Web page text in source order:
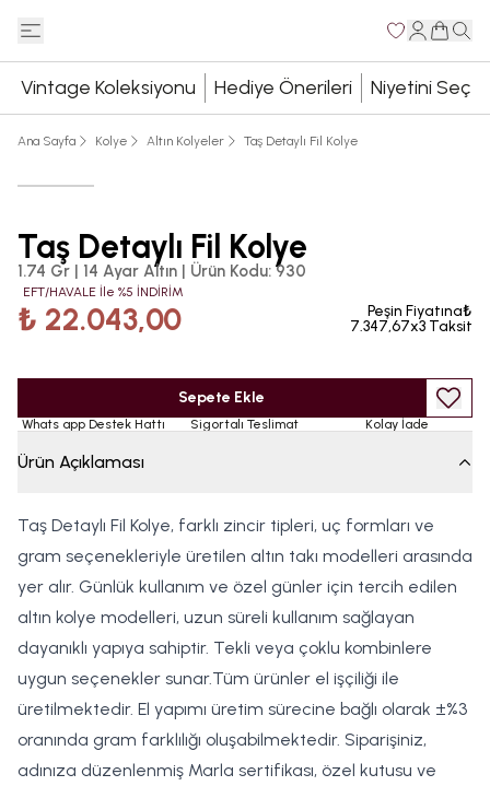
Vintage Koleksiyonu Hediye Önerileri Niyetini Seç
Ana Sayfa Kolye Altın Kolyeler Taş Detaylı Fil Kolye
Taş Detaylı Fil Kolye
1.74 Gr | 14 Ayar Altın | Ürün Kodu: 930
EFT/HAVALE İle %5 İNDİRİM
₺ 22.043,00
Peşin Fiyatına₺
7.347,67x3 Taksit
Sepete Ekle
Whats app Destek Hattı Sigortalı Teslimat Kolay İade
Ürün Açıklaması
Taş Detaylı Fil Kolye, farklı zincir tipleri, uç formları ve
gram seçenekleriyle üretilen altın takı modelleri arasında
yer alır. Günlük kullanım ve özel günler için tercih edilen
altın kolye modelleri, uzun süreli kullanım sağlayan
dayanıklı yapıya sahiptir. Tekli veya çoklu kombinlere
uygun seçenekler sunar.Tüm ürünler el işçiliği ile
üretilmektedir. El yapımı üretim sürecine bağlı olarak ±%3
oranında gram farklılığı oluşabilmektedir. Siparişiniz,
adınıza düzenlenmiş Marla sertifikası, özel kutusu ve